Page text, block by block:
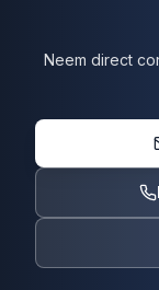
Neem direct